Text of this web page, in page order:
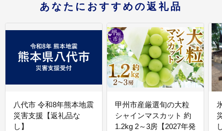
あなたにおすすめの返礼品
八代市 令和8年熊本地震
災害支援【返礼品な
し】
甲州市産厳選旬の大粒
シャインマスカット 約
1.2kg 2～3房【2027年発